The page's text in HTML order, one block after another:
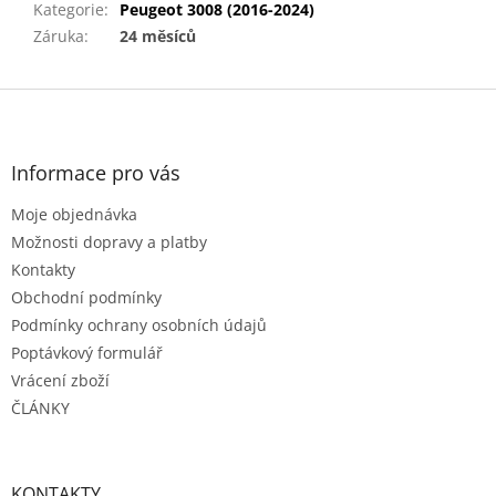
Kategorie:
Peugeot 3008 (2016-2024)
Záruka: 24 měsíců
Z
Informace pro vás
Moje objednávka
Možnosti dopravy a platby
Kontakty
Obchodní podmínky
Podmínky ochrany osobních údajů
Poptávkový formulář
Vrácení zboží
ČLÁNKY